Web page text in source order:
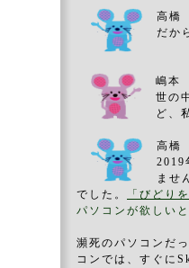
高橋
だか
嶋本
世の
ど、
高橋
2019
ませ
でした。
「びどりを
パソコンが欲しい
瀕死のパソコンだ
コンでは、すぐに